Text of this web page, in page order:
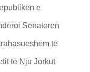
e
Senatoren
të
të Nju Jorkut